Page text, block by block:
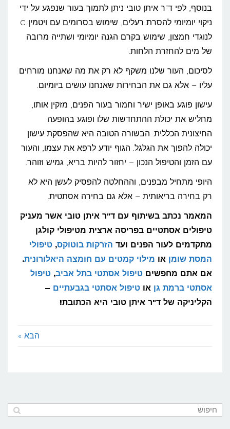
בנוסף, לפי ד"ר איתן טובי ניתן לתמוך בעור שנפגע על ידי
ניקוי יומיומי להסרת רעלים, שימוש בסרומים עם ויטמין C
לנוגדי חמצון, שימוש בקרם הגנה יומיומי ושתייה מרובה
של מים להחזרת הלחות.
לסיכום, העור שלנו משקף לא רק את מה שאנחנו מורחים
עליו – אלא גם את הבחירות שאנחנו עושים ביומיום.
עישון פוגע באופן ישיר וחמור בעור הפנים, מזקין אותו,
מחליש את יכולת ההתחדשות שלו ופוגע בהופעה
החיצונית הכללית. הבשורה הטובה היא שהפסקת עישון
יכולה להפוך את הגלגל. הגוף יודע לרפא את עצמו, והעור
עם הזמן והטיפול הנכון – יחזור להיות בריא, גמיש וזוהר.
היופי מתחיל מבפנים, וההחלטה להפסיק לעשן היא לא
רק בחירה בריאותית – אלא גם בחירה אסתטית.
המאמר נכתב בשיתוף עם ד"ר איתן טובי אשר מעניק
טיפולים אסתטיים בפריסה ארצית מטיפולי קולגן
מתקדמים לעור הפנים ועד הזרקות בוטוקס, טיפולי
המסת שומן או מילוי קמטים עם חומצה היאלורונית.
אם אתם מחפשים טיפול אסתטי בתל אביב, טיפול
אסתטי ברמת גן או טיפול אסתטי בגבעתיים –
הקליניקה של ד"ר איתן טובי היא הכתובת!
הבא »